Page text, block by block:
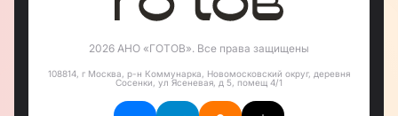
2026 АНО «ГОТОВ». Все права защищены
108814, г Москва, р-н Коммунарка, Новомосковский округ, деревня
Сосенки, ул Ясеневая, д 5, помещ 4/1